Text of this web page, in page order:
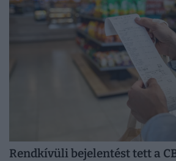
Rendkívüli bejelentést tett a